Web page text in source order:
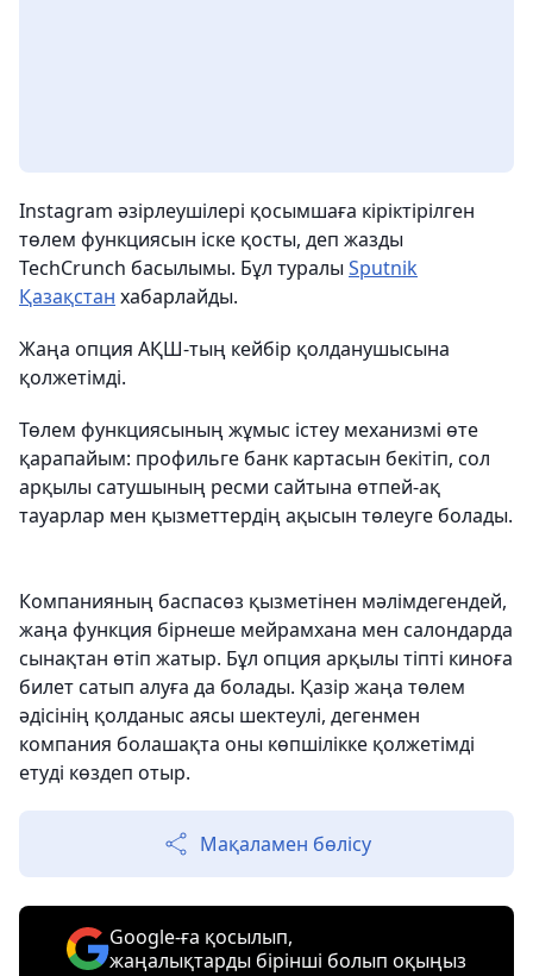
Instagram әзірлеушілері қосымшаға кіріктірілген
төлем функциясын іске қосты, деп жазды
TechCrunch басылымы. Бұл туралы Sputnik
Қазақстан хабарлайды.
Жаңа опция АҚШ-тың кейбір қолданушысына
қолжетімді.
Төлем функциясының жұмыс істеу механизмі өте
қарапайым: профильге банк картасын бекітіп, сол
арқылы сатушының ресми сайтына өтпей-ақ
тауарлар мен қызметтердің ақысын төлеуге болады.
Компанияның баспасөз қызметінен мәлімдегендей,
жаңа функция бірнеше мейрамхана мен салондарда
сынақтан өтіп жатыр. Бұл опция арқылы тіпті киноға
билет сатып алуға да болады. Қазір жаңа төлем
әдісінің қолданыс аясы шектеулі, дегенмен
компания болашақта оны көпшілікке қолжетімді
етуді көздеп отыр.
Мақаламен бөлісу
Google-ға қосылып,
жаңалықтарды бірінші болып оқыңыз